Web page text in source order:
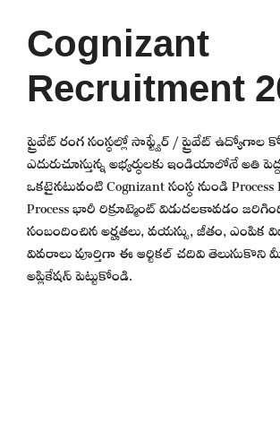
Cognizant
Recruitment
ప్రైవేట్ రంగ సంస్థల్లో సాఫ్ట్వేర్ / ప్రైవేట్ ఉద్యోగాల
ఎదురుచూస్తున్న అభ్యర్థులకు ఇండియాలోనే అతి
ఒకటైనటువంటి Cognizant సంస్థ నుండి Process
Process భారీ రిక్రూట్మెంట్ విడుదలకావడం
సంబందించిన అర్హతలు, వయస్సు, జీతం, ఎంపిక
వివరాలు పూర్తిగా ఈ ఆర్టికల్ చదివి తెలుసుకొని
అప్లికేషన్ పెట్టుకోండి.